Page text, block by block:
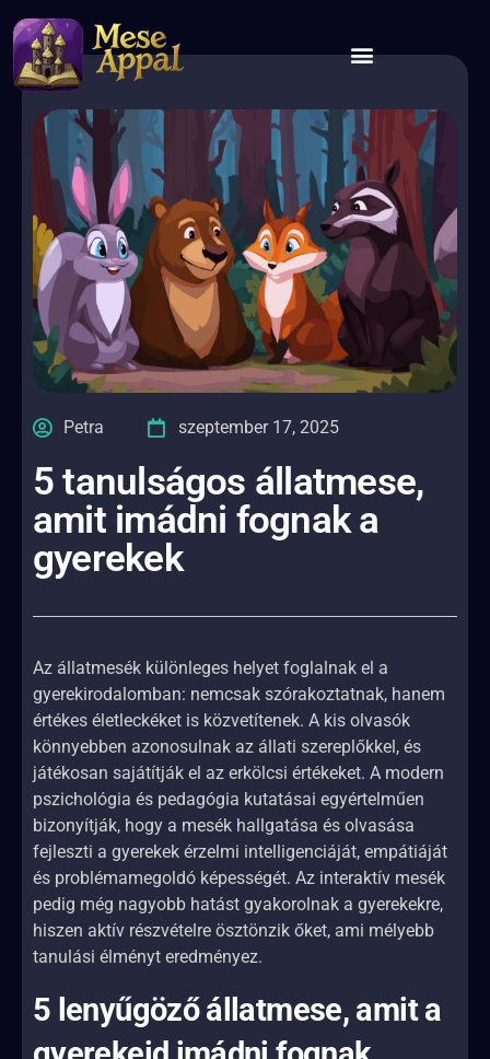
Petra szeptember 17, 2025
5 tanulságos állatmese,
amit imádni fognak a
gyerekek
Az állatmesék különleges helyet foglalnak el a
gyerekirodalomban: nemcsak szórakoztatnak, hanem
értékes életleckéket is közvetítenek. A kis olvasók
könnyebben azonosulnak az állati szereplőkkel, és
játékosan sajátítják el az erkölcsi értékeket. A modern
pszichológia és pedagógia kutatásai egyértelműen
bizonyítják, hogy a mesék hallgatása és olvasása
fejleszti a gyerekek érzelmi intelligenciáját, empátiáját
és problémamegoldó képességét. Az interaktív mesék
pedig még nagyobb hatást gyakorolnak a gyerekekre,
hiszen aktív részvételre ösztönzik őket, ami mélyebb
tanulási élményt eredményez.
5 lenyűgöző állatmese, amit a